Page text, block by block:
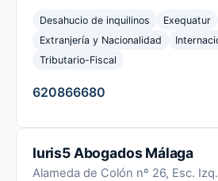
Desahucio de inquilinos
Exequatur
Extranjería y Nacionalidad
Tributario-Fiscal
620866680
Iuris5 Abogados Málaga
Alameda de Colón nº 26, Esc.